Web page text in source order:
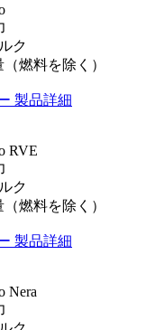
ク
燃料を除く）
製品詳細
RVE
ク
燃料を除く）
製品詳細
Nera